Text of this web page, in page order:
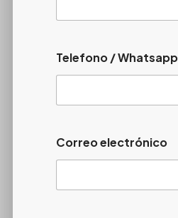
Telefono / Whatsapp
Correo electrónico